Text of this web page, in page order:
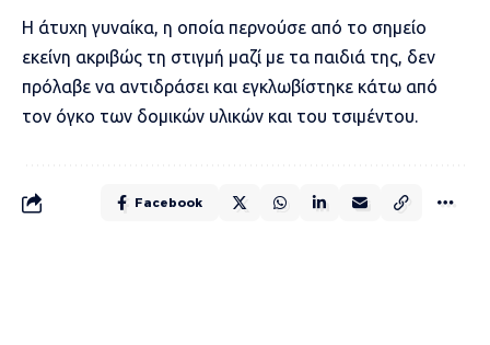
Η άτυχη γυναίκα, η οποία περνούσε από το σημείο
εκείνη ακριβώς τη στιγμή μαζί με τα παιδιά της, δεν
πρόλαβε να αντιδράσει και εγκλωβίστηκε κάτω από
τον όγκο των δομικών υλικών και του τσιμέντου.
Facebook